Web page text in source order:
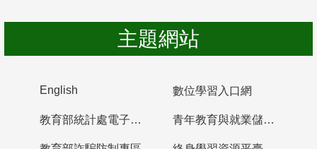
主題網站
English 數位學習入口網
教育部統計處電子書櫃 青年教育與就業儲蓄帳戶